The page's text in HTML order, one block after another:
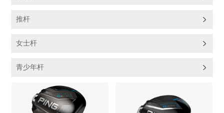
推杆
女士杆
青少年杆